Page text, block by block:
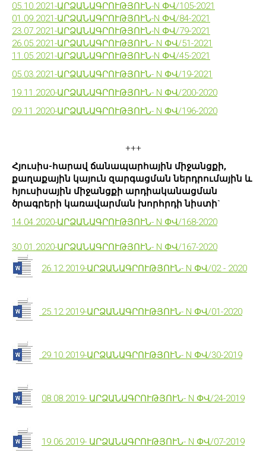
05.10.2021-ԱՐՁԱՆԱԳՐՈՒԹՅՈՒՆ-N ՓՎ/105-2021
01.09.2021-ԱՐՁԱՆԱԳՐՈՒԹՅՈՒՆ-N ՓՎ/84-2021
23.07.2021-ԱՐՁԱՆԱԳՐՈՒԹՅՈՒՆ-N ՓՎ/79-2021
26.05.2021-ԱՐՁԱՆԱԳՐՈՒԹՅՈՒՆ- N ՓՎ/51-2021
11.05.2021-ԱՐՁԱՆԱԳՐՈՒԹՅՈՒՆ-N ՓՎ/45-2021
05.03.2021-ԱՐՁԱՆԱԳՐՈՒԹՅՈՒՆ- N ՓՎ/19-2021
19.11.2020-ԱՐՁԱՆԱԳՐՈՒԹՅՈՒՆ- N ՓՎ/200-2020
09.11.2020-ԱՐՁԱՆԱԳՐՈՒԹՅՈՒՆ- N ՓՎ/196-2020
+++
Հյուսիս-հարավ ճանապարհային միջանցքի,
քաղաքային կայուն զարգացման ներդրումային և
հյուսիսային միջանցքի արդիականացման
ծրագրերի կառավարման խորհրդի նիստի`
14.04.2020-ԱՐՁԱՆԱԳՐՈՒԹՅՈՒՆ- N ՓՎ/168-2020
30.01.2020-ԱՐՁԱՆԱԳՐՈՒԹՅՈՒՆ- N ՓՎ/167-2020
26.12.2019-ԱՐՁԱՆԱԳՐՈՒԹՅՈՒՆ- N ՓՎ/02 - 2020
25.12.2019-ԱՐՁԱՆԱԳՐՈՒԹՅՈՒՆ- N ՓՎ/01-2020
29.10.2019-ԱՐՁԱՆԱԳՐՈՒԹՅՈՒՆ- N ՓՎ/30-2019
08.08.2019- ԱՐՁԱՆԱԳՐՈՒԹՅՈՒՆ- N ՓՎ/24-2019
19.06.2019- ԱՐՁԱՆԱԳՐՈՒԹՅՈՒՆ- N ՓՎ/07-2019